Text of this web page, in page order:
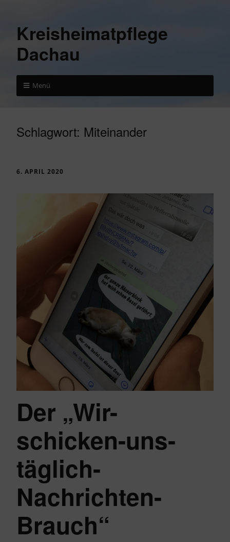
Kreisheimatpflege
Dachau
Menü
Schlagwort: Miteinander
6. APRIL 2020
Der „Wir-
schicken-uns-
täglich-
Nachrichten-
Brauch“